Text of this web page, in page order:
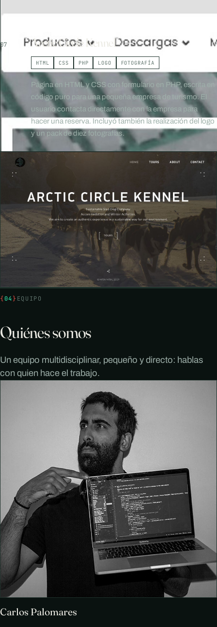
07 Arctic Circle Kennel
HTML CSS PHP LOGO FOTOGRAFÍA
Página en HTML y CSS con formulario en PHP, escrita en
código puro para una pequeña empresa de turismo. El
usuario contacta directamente con la empresa para
hacer una reserva. Incluyó también la realización del logo
y un pack de diez fotografías.
{04 }EQUIPO
Quiénes somos
Un equipo multidisciplinar, pequeño y directo: hablas
con quien hace el trabajo.
Carlos Palomares